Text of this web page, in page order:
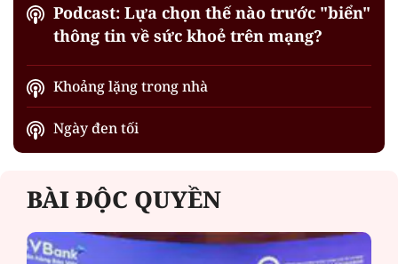
Podcast: Lựa chọn thế nào trước "biển"
thông tin về sức khoẻ trên mạng?
Khoảng lặng trong nhà
Ngày đen tối
BÀI ĐỘC QUYỀN